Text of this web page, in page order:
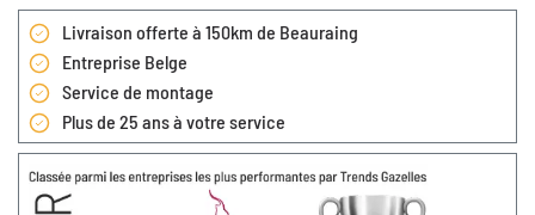
Livraison offerte à 150km de Beauraing
Entreprise Belge
Service de montage
Plus de 25 ans à votre service